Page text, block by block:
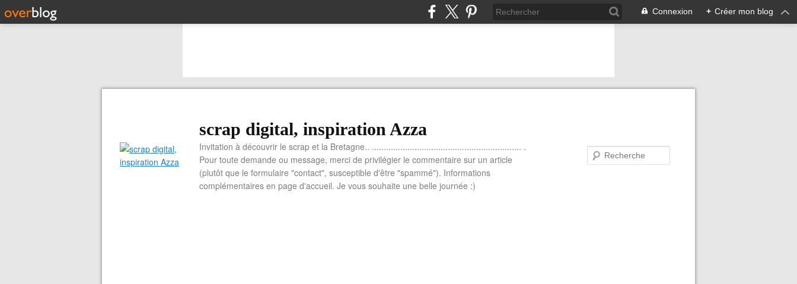
Connexion + Créer mon blog
scrap digital, inspiration Azza
Invitation à découvrir le scrap et la Bretagne.. ............................................................... .
Pour toute demande ou message, merci de privilégier le commentaire sur un article
(plutôt que le formulaire "contact", susceptible d'être "spammé"). Informations
complémentaires en page d'accueil. Je vous souhaite une belle journée :)